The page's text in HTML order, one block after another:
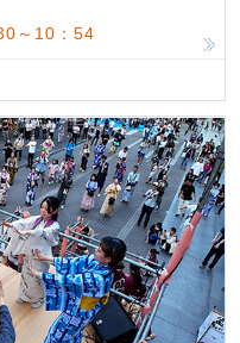
～10：54